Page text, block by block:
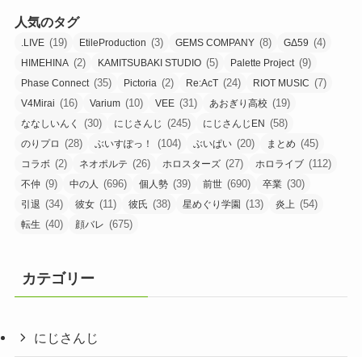
人気のタグ
.LIVE (19) EtileProduction (3) GEMS COMPANY (8) GΔ59 (4)
HIMEHINA (2) KAMITSUBAKI STUDIO (5) Palette Project (9)
Phase Connect (35) Pictoria (2) Re:AcT (24) RIOT MUSIC (7)
V4Mirai (16) Varium (10) VEE (31) あおぎり高校 (19)
ななしいんく (30) にじさんじ (245) にじさんじEN (58)
のりプロ (28) ぶいすぽっ！ (104) ぶいぱい (20) まとめ (45)
コラボ (2) ネオポルテ (26) ホロスターズ (27) ホロライブ (112)
不仲 (9) 中の人 (696) 個人勢 (39) 前世 (690) 卒業 (30)
引退 (34) 彼女 (11) 彼氏 (38) 星めぐり学園 (13) 炎上 (54)
転生 (40) 顔バレ (675)
カテゴリー
にじさんじ